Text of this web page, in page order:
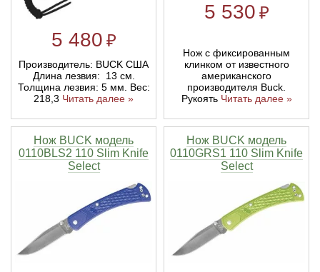
5 480 ₽
Производитель: BUCK США
Длина лезвия: 13 см.
Толщина лезвия: 5 мм. Вес:
218,3 Читать далее »
5 530 ₽
Нож с фиксированным
клинком от известного
американского
производителя Buck.
Рукоять Читать далее »
Нож BUCK модель
0110BLS2 110 Slim Knife
Select
Нож BUCK модель
0110GRS1 110 Slim Knife
Select